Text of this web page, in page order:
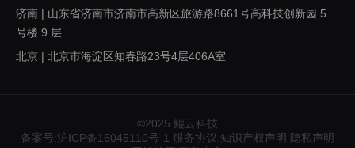
济南 | 山东省济南市济南市高新区旅游路8661号高科技创新园 5
号楼 9 层
北京 | 北京市海淀区知春路23号4层406A室
广州 | 广东省广州市番禺区桥兴大道403号中兴大厦317
©2025 鲲云科技
备案号:沪ICP备16045110号-1 服务协议 知识产权声明 隐私声明